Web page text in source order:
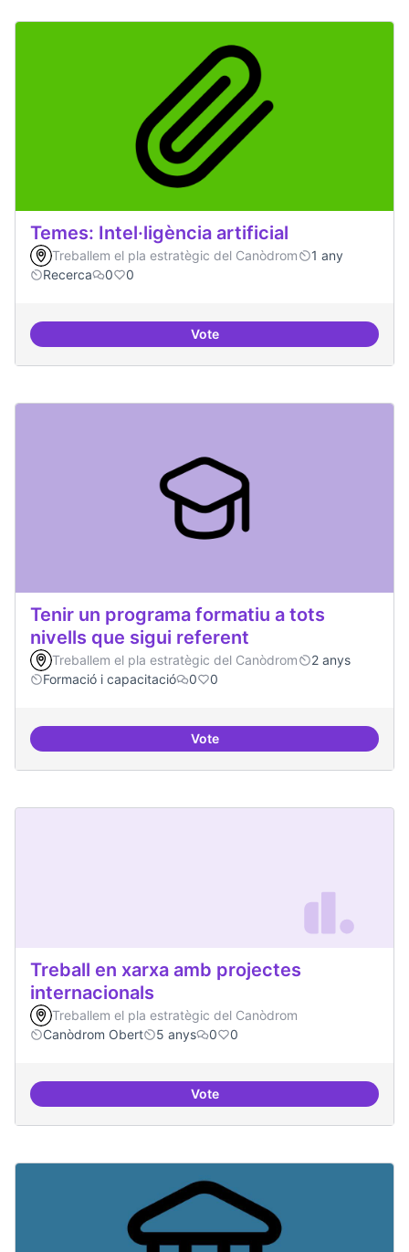
Temes: Intel·ligència artificial
Treballem el pla estratègic del Canòdrom
1 any
Recerca
0 0
VoteTemes: Intel·ligència artificial
Tenir un programa formatiu a tots
nivells que sigui referent
Treballem el pla estratègic del Canòdrom
2 anys
Formació i capacitació
0 0
VoteTenir un programa formatiu a
Treball en xarxa amb projectes
internacionals
Treballem el pla estratègic del Canòdrom
Canòdrom Obert
5 anys 0 0
VoteTreball en xarxa amb projectes